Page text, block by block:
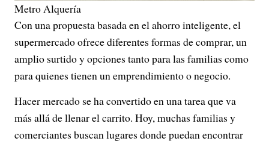
Metro Alquería
Con una propuesta basada en el ahorro inteligente, el
supermercado ofrece diferentes formas de comprar, un
amplio surtido y opciones tanto para las familias como
para quienes tienen un emprendimiento o negocio.
Hacer mercado se ha convertido en una tarea que va
más allá de llenar el carrito. Hoy, muchas familias y
comerciantes buscan lugares donde puedan encontrar